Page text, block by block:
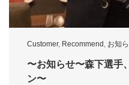
Customer, Recommend , お知
〜お知らせ〜森下選手
ン〜